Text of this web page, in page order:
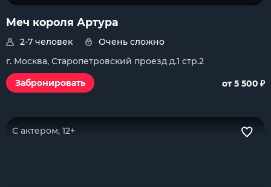
Меч короля Артура
2-7 человек
Очень сложно
г. Москва, Старопетровский проезд д.1 стр.2
Забронировать
от 5 500 ₽
С актером, 12+